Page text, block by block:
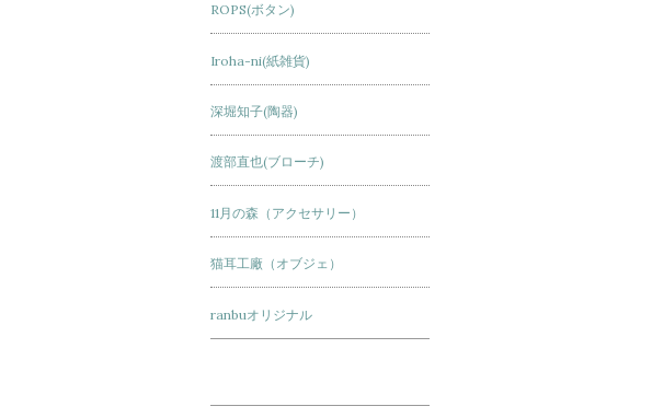
ROPS(ボタン)
Iroha-ni(紙雑貨)
深堀知子(陶器)
渡部直也(ブローチ)
11月の森（アクセサリー）
猫耳工廠（オブジェ）
ranbuオリジナル